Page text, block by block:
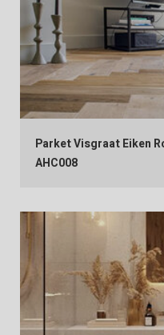
Parket Visgraat Eiken
AHC008